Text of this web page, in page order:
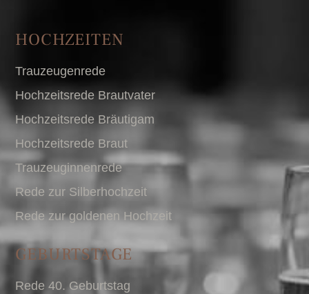
HOCHZEITEN
Trauzeugenrede
Hochzeitsrede Brautvater
Hochzeitsrede Bräutigam
Hochzeitsrede Braut
Trauzeuginnenrede
Rede zur Silberhochzeit
Rede zur goldenen Hochzeit
GEBURTSTAGE
Rede 40. Geburtstag